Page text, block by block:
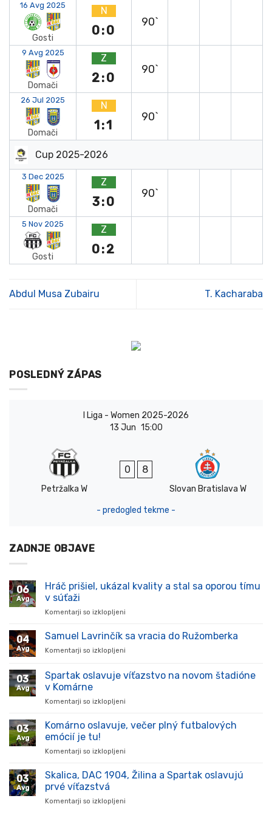
16 Avg 2025
Gosti
N
0:0
90`
9 Avg 2025
Domači
Z
2:0
90`
26 Jul 2025
Domači
N
1:1
90`
Cup 2025-2026
3 Dec 2025
Domači
Z
3:0
90`
5 Nov 2025
Gosti
Z
0:2
Abdul Musa Zubairu T. Kacharaba
POSLEDNÝ ZÁPAS
I Liga - Women 2025-2026
13 Jun 15:00
Petržalka W
0 8
Slovan Bratislava W
- predogled tekme -
ZADNJE OBJAVE
06
Avg
Hráč prišiel, ukázal kvality a stal sa oporou tímu
v súťaži
Komentarji so izklopljeni
prišiel,
stal
súťaži
04
Avg
Samuel Lavrinčík sa vracia do Ružomberka
Komentarji so izklopljeni
Lavrinčík
sa
03
Avg
Spartak oslavuje víťazstvo na novom štadióne
v Komárne
Komentarji so izklopljeni
oslavuje
v
03
Avg
Komárno oslavuje, večer plný futbalových
emócií je tu!
Komentarji so izklopljeni
oslavuje,
03
Avg
Skalica, DAC 1904, Žilina a Spartak oslavujú
prvé víťazstvá
Komentarji so izklopljeni